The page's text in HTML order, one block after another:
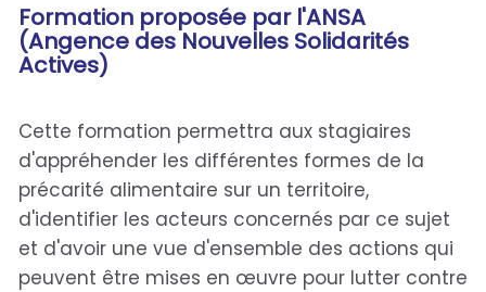
Formation proposée par l'ANSA
(Angence des Nouvelles Solidarités
Actives)
Cette formation permettra aux stagiaires
d'appréhender les différentes formes de la
précarité alimentaire sur un territoire,
d'identifier les acteurs concernés par ce sujet
et d'avoir une vue d'ensemble des actions qui
peuvent être mises en œuvre pour lutter contre